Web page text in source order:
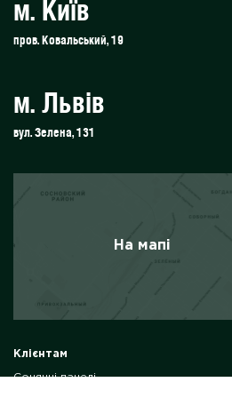
м. Київ
пров. Ковальський, 19
м. Львів
вул. Зелена, 131
На мапі
Клієнтам
Сонячні панелі